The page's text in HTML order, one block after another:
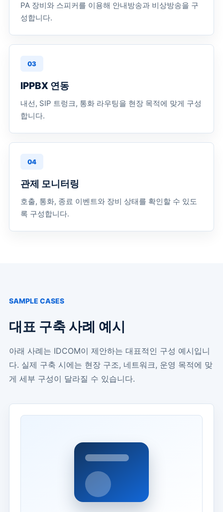
PA 장비와 스피커를 이용해 안내방송과 비상방송을 구
성합니다.
03
IPPBX 연동
내선, SIP 트렁크, 통화 라우팅을 현장 목적에 맞게 구성
합니다.
04
관제 모니터링
호출, 통화, 종료 이벤트와 장비 상태를 확인할 수 있도
록 구성합니다.
SAMPLE CASES
대표 구축 사례 예시
아래 사례는 IDCOM이 제안하는 대표적인 구성 예시입니
다. 실제 구축 시에는 현장 구조, 네트워크, 운영 목적에 맞
게 세부 구성이 달라질 수 있습니다.